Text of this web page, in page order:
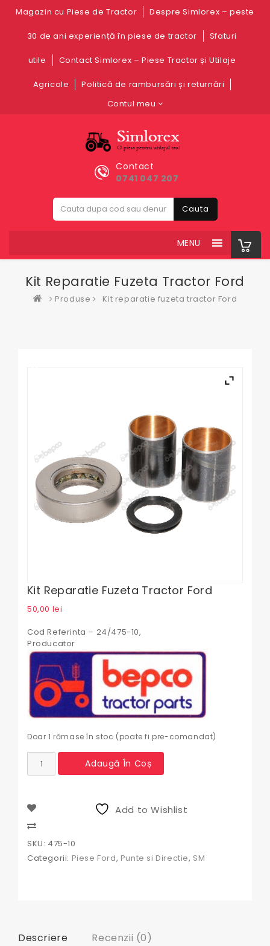
Magazin cu Piese de Tractor Despre Simlorex – peste
30 de ani experiență în piese de tractor Sfaturi
utile Contact Simlorex – Piese Tractor și Utilaje
Agricole
Politică de rambursări și returnări
Contul meu
Contact
0741 047 207
Cauta
MENU
Kit Reparatie Fuzeta Tractor Ford
Produse Kit reparatie fuzeta tractor Ford
Kit Reparatie Fuzeta Tractor Ford
50,00 lei
Cod Referinta – 24/475-10,
Producator
Doar 1 rămase în stoc (poate fi pre-comandat)
Cantitate
tractor
Ford
Adaugă În Coș
Add to Wishlist
SKU: 475-10
Categorii: Piese Ford, Punte si Directie, SM
Descriere Recenzii (0)